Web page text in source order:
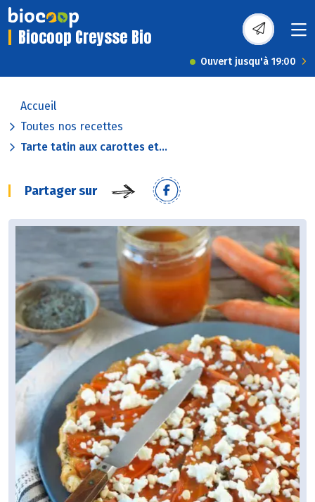
Biocoop Creysse Bio
Ouvert jusqu'à 19:00
Accueil
Toutes nos recettes
Tarte tatin aux carottes et...
Partager sur